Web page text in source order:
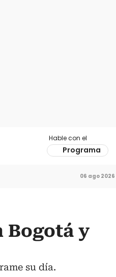
Hable con el
Programa
06 ago 2026
Bogotá y
su día.